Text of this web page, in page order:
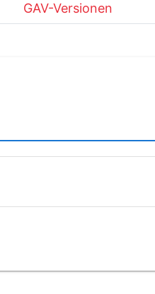
GAV-Versionen